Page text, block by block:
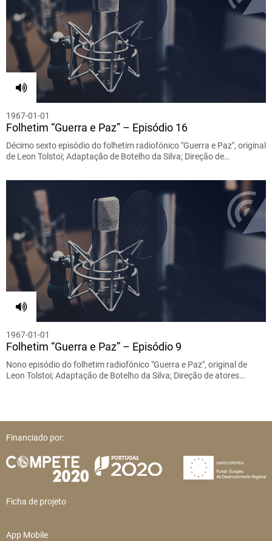
1967-01-01
Folhetim “Guerra e Paz” – Episódio 16
Décimo sexto episódio do folhetim radiofónico "Guerra e Paz", original
de Leon Tolstoi; Adaptação de Botelho da Silva; Direção de…
1967-01-01
Folhetim “Guerra e Paz” – Episódio 9
Nono episódio do folhetim radiofónico "Guerra e Paz", original de
Leon Tolstoi; Adaptação de Botelho da Silva; Direção de atores…
Financiado por:
Ficha de projeto
App Mobile